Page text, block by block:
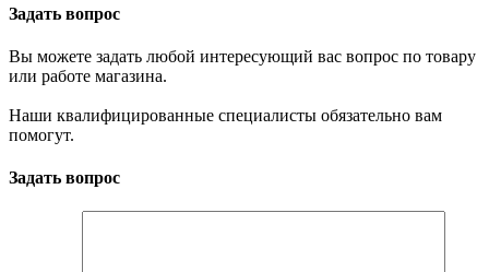
Задать вопрос
Вы можете задать любой интересующий вас вопрос по товару
или работе магазина.
Наши квалифицированные специалисты обязательно вам
помогут.
Задать вопрос